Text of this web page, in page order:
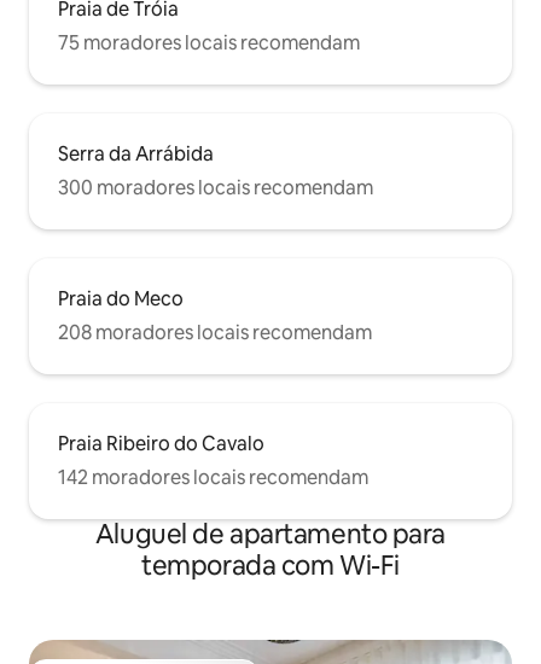
Praia de Tróia
75 moradores locais recomendam
Serra da Arrábida
300 moradores locais recomendam
Praia do Meco
208 moradores locais recomendam
Praia Ribeiro do Cavalo
142 moradores locais recomendam
Aluguel de apartamento para
temporada com Wi-Fi